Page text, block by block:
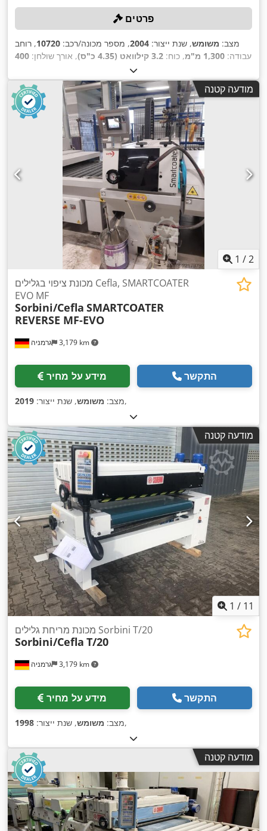
פרטים
מצב: משומש, שנת ייצור: 2004, מספר מכונה/רכב: 10720, רוחב
עבודה: 1,300 מ"מ , כוח: 3.2 קילוואט (4.35 כ"ס) , אורך שולחן: 400
, רוחב שולחן:
מודעה קטנה
1 /2
גרמניה 3,179 km
מכונת ציפוי בגלילים Cefla, SMARTCOATER
EVO MF
Sorbini/Cefla SMARTCOATER
REVERSE MF-EVO
מידע על מחיר התקשר
מצב: משומש, שנת ייצור: 2019 ,
מודעה קטנה
1 / 11
גרמניה 3,179 km
מכונת מריחת גלילים Sorbini T/20
Sorbini/Cefla T/20
מידע על מחיר התקשר
מצב: משומש, שנת ייצור: 1998 ,
מודעה קטנה